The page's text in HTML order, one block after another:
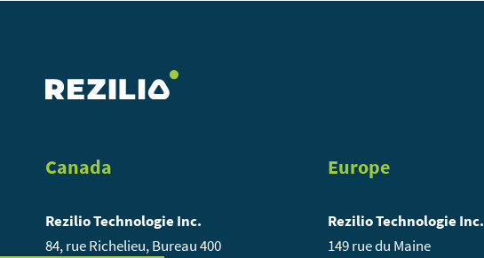
Canada
Rezilio Technologie Inc.
84, rue Richelieu, Bureau 400
Europe
Rezilio Technologie Inc.
149 rue du Maine